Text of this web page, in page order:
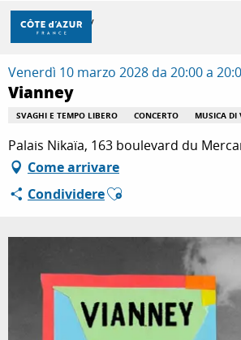
Aller
contenu
principal
SCOPRIRE
PER FARE
SOGGIORNO
Casa Vianney
Venerdì 10 marzo 2028 da 20:00 a
Vianney
SVAGHI E TEMPO LIBERO CONCERTO MUSICA DI
Palais Nikaïa, 163 boulevard du
Come arrivare
CondividereAjouter aux favoris